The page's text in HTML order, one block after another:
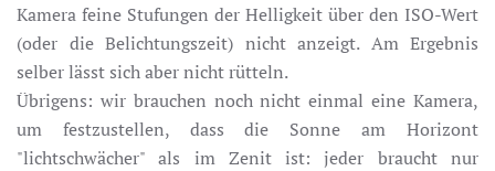
Kamera feine Stufungen der Helligkeit über den ISO-Wert
(oder die Belichtungszeit) nicht anzeigt. Am Ergebnis
selber lässt sich aber nicht rütteln.
Übrigens: wir brauchen noch nicht einmal eine Kamera,
um festzustellen, dass die Sonne am Horizont
"lichtschwächer" als im Zenit ist: jeder braucht nur